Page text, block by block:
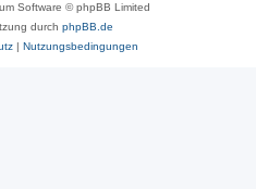
Software © phpBB Limited
durch phpBB.de
| Nutzungsbedingungen